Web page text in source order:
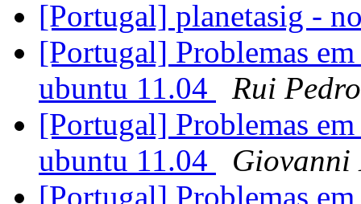
[Portugal] planetasig -
[Portugal] Problemas
ubuntu 11.04
Rui
[Portugal] Problemas
ubuntu 11.04
Giovanni
[Portugal] Problemas